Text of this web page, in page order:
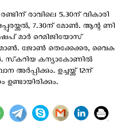
രാവിലെ 5.30ന് വികാരി
7.30ന് മോൺ. ആന്റ ണി
മാർ റെമിജിയോസ്
മോൺ. ജോൺ തെക്കേക്കര, വൈകു
സ്‌കറിയ കന്യാകോണിൽ
അർപ്പിക്കും. ഉച്ചയ്ക്ക് 12ന്